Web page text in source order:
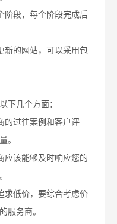
阶段，每个阶段完成后
新的网站，可以采用包
下几个方面：
的过往案例和客户评
。
应该能够及时响应您的
求低价，要综合考虑价
服务商。